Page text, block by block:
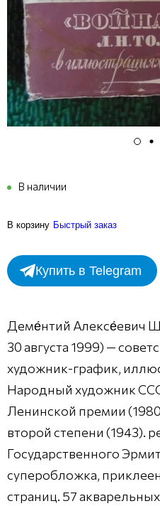
В наличии
В корзину Быстрый заказ
Купить в Telegram
Деме́нтий Алексе́евич
30 августа 1999) —
художник-график,
Народный художник
Ленинской премии
второй степени (1943).
Государственного
суперобложка,
страниц. 57